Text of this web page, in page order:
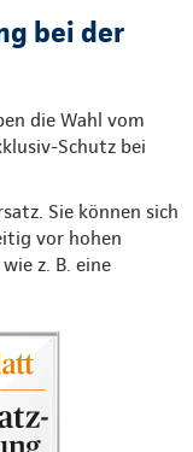
bei der
die Wahl vom
Schutz bei
Sie können sich
vor hohen
z. B. eine